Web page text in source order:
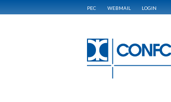
PEC WEBMAIL LOGIN